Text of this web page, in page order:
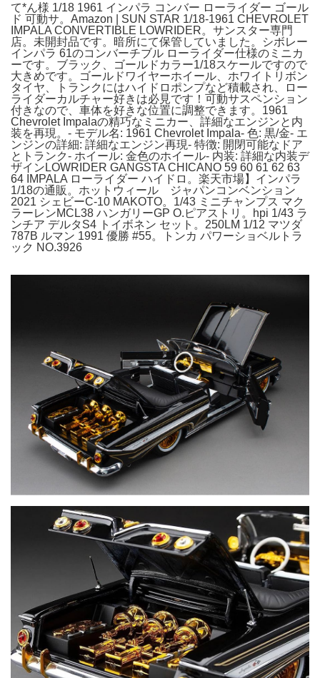
て*ん様 1/18 1961 インパラ コンバー ローライダー ゴール
ド 可動サ。Amazon | SUN STAR 1/18-1961 CHEVROLET
IMPALA CONVERTIBLE LOWRIDER。サンスター専門
店。未開封品です。暗所にて保管していました。シボレー
インパラ 61のコンバーチブル ローライダー仕様のミニカ
ーです。ブラック、ゴールドカラー1/18スケールですので
大きめです。ゴールドワイヤーホイール、ホワイトリボン
タイヤ、トランクにはハイドロポンプなど積載され、ロー
ライダーカルチャー好きは必見です！可動サスペンション
付きなので、車体を好きな位置に調整できます。1961
Chevrolet Impalaの精巧なミニカー、詳細なエンジンと内
装を再現。- モデル名: 1961 Chevrolet Impala- 色: 黒/金- エ
ンジンの詳細: 詳細なエンジン再現- 特徴: 開閉可能なドア
とトランク- ホイール: 金色のホイール- 内装: 詳細な内装デ
ザインLOWRIDER GANGSTA CHICANO 59 60 61 62 63
64 IMPALA ローライダー ハイドロ。楽天市場】インパラ
1/18の通販。ホットウィール ジャパンコンベンション
2021 シェビーC-10 MAKOTO。1/43 ミニチャンプス マク
ラーレンMCL38 ハンガリーGP O.ピアストリ。hpi 1/43 ラ
ンチア デルタS4 トイボネン セット。250LM 1/12 マツダ
787B ルマン 1991 優勝 #55。トンカ パワーショベルトラ
ック NO.3926